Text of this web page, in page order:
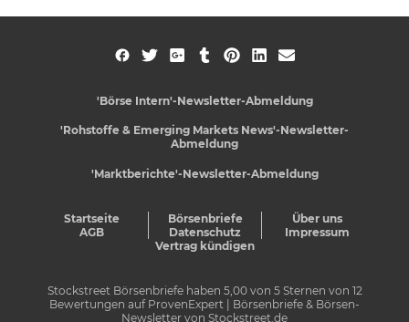
'Börse Intern'-Newsletter-Abmeldung
'Rohstoffe & Emerging Markets News'-Newsletter-
Abmeldung
'Marktberichte'-Newsletter-Abmeldung
Startseite Börsenbriefe
Über uns
AGB
Datenschutz
Impressum
Vertrag kündigen
Stockstreet Börsenbriefe haben 5,00von 5Sternen von 12
Bewertungen auf ProvenExpert
| Börsenbriefe & Börsen-
Newsletter von Stockstreet.de